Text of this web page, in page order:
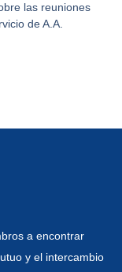
las reuniones
de A.A.
a encontrar
y el intercambio